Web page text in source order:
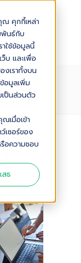
ณ คุกกี้เหล่า
พันธ์กับ
าใช้ข้อมูลนี้
บ และเพื่อ
งเราทั้งบน
อมูลเพิ่ม
เป็นส่วนตัว
เมื่อเข้า
เซอร์ของ
อความชอบ
สธ
ตฟอร์ม